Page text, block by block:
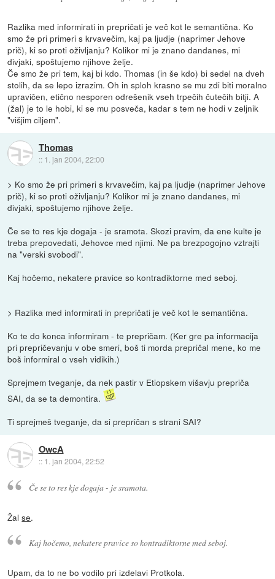
Razlika med informirati in prepričati je več kot le semantična. Ko
smo že pri primeri s krvavečim, kaj pa ljudje (naprimer Jehove
prič), ki so proti oživljanju? Kolikor mi je znano dandanes, mi
divjaki, spoštujemo njihove želje.
Če smo že pri tem, kaj bi kdo. Thomas (in še kdo) bi sedel na dveh
stolih, da se lepo izrazim. Oh in sploh krasno se mu zdi biti moralno
upravičen, etično nesporen odrešenik vseh trpečih čutečih bitji. A
(žal) je to le hobi, ki se mu posveča, kadar s tem ne hodi v zeljnik
"višjim ciljem".
Thomas
:: 1. jan 2004, 22:00
> Ko smo že pri primeri s krvavečim, kaj pa ljudje (naprimer Jehove
prič), ki so proti oživljanju? Kolikor mi je znano dandanes, mi
divjaki, spoštujemo njihove želje.
Če se to res kje dogaja - je sramota. Skozi pravim, da ene kulte je
treba prepovedati, Jehovce med njimi. Ne pa brezpogojno vztrajti
na "verski svobodi".
Kaj hočemo, nekatere pravice so kontradiktorne med seboj.
> Razlika med informirati in prepričati je več kot le semantična.
Ko te do konca informiram - te prepričam. (Ker gre pa informacija
pri prepričevanju v obe smeri, boš ti morda prepričal mene, ko me
boš informiral o vseh vidikih.)
Sprejmem tveganje, da nek pastir v Etiopskem višavju prepriča
SAI, da se ta demontira.
Ti sprejmeš tveganje, da si prepričan s strani SAI?
OwcA
:: 1. jan 2004, 22:52
Če se to res kje dogaja - je sramota.
Žalse.
Kaj hočemo, nekatere pravice so kontradiktorne med seboj.
Upam, da to ne bo vodilo pri izdelavi Protkola.